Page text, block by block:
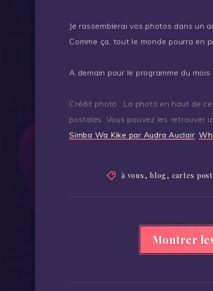
Je rassemblerai vos photos dans un
Comme ça, tout le monde pourra en
A demain pour le programme du mois !
Crédit photo : La photo en haut de
postales. Vous pouvez les retrouver
Simba Wa Kike par Audra Auclair,
à vous , blog , cartes
Montrer